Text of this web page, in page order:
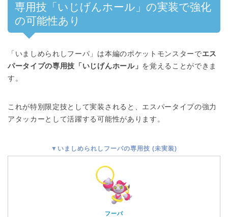
専用技「いじげんホール」の実装で強化
の可能性あり
「いましめられしフーパ」は本編のポケットモンスターでエス
パータイプの専用技「いじげんホール」 を覚えることができま
す。
これが特別限定技として実装されると、エスパータイプの強力
アタッカーとして活躍する可能性があります。
▼いましめられしフーパの専用技 (未実装)
フーパ